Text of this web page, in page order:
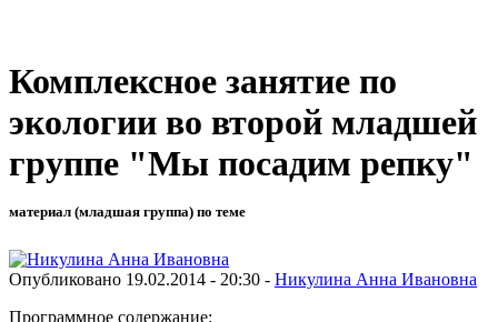
Комплексное занятие по
экологии во второй младшей
группе "Мы посадим репку"
материал (младшая группа) по теме
Опубликовано 19.02.2014 - 20:30 - Никулина Анна Ивановна
Программное содержание: